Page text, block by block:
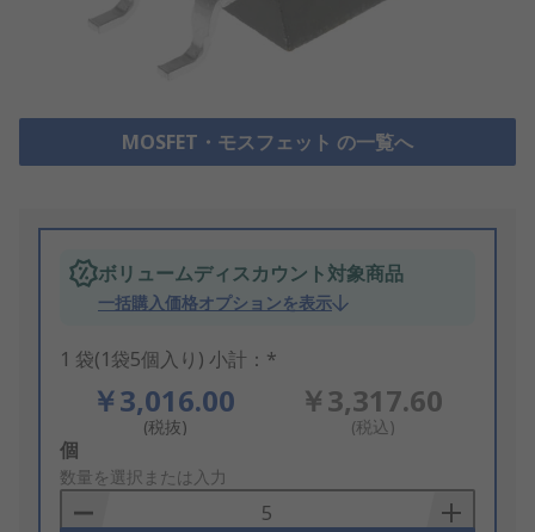
MOSFET・モスフェット の一覧へ
ボリュームディスカウント対象商品
一括購入価格オプションを表示
1 袋(1袋5個入り) 小計：*
￥3,016.00
(税抜)
￥3,317.60
(税込)
Add
to
Basket
個
数量を選択または入力